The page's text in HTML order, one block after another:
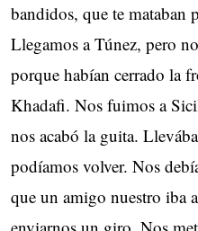
bandidos, que te mataban
Llegamos a Túnez, pero
porque habían cerrado la
Khadafi. Nos fuimos a
nos acabó la guita.
podíamos volver. Nos
que un amigo nuestro iba